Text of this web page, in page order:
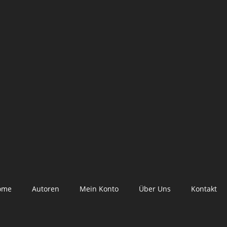
Autoren Mein Konto Über Uns Kontakt